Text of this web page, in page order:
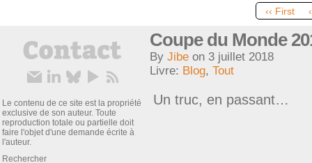
‹‹ First
Le contenu de ce site est la propriété
exclusive de son auteur. Toute
reproduction totale ou partielle doit
faire l'objet d'une demande écrite à
l'auteur.
Rechercher
Coupe du Monde
By Jibe on 3 juillet 2018
Livre: Blog, Tout
Un truc, en passant…